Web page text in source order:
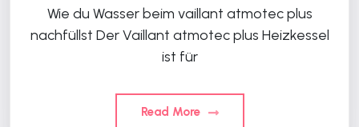
Wie du Wasser beim vaillant atmotec plus
nachfüllst Der Vaillant atmotec plus Heizkessel
ist für
Read More